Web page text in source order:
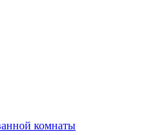
комнаты